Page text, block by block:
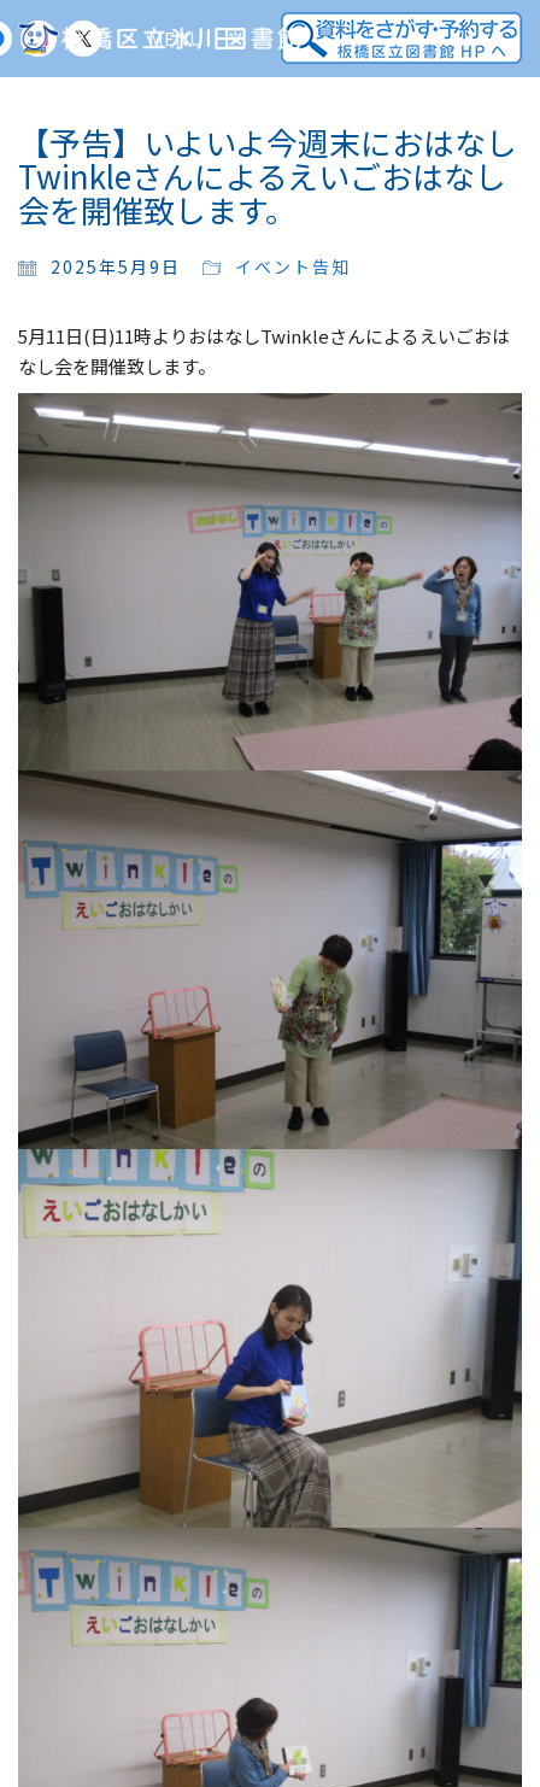
MENU
【予告】いよいよ今週末におはなし
Twinkleさんによるえいごおはなし
会を開催致します。
2025年5月9日 イベント告知
5月11日(日)11時よりおはなしTwinkleさんによるえいごおは
なし会を開催致します。